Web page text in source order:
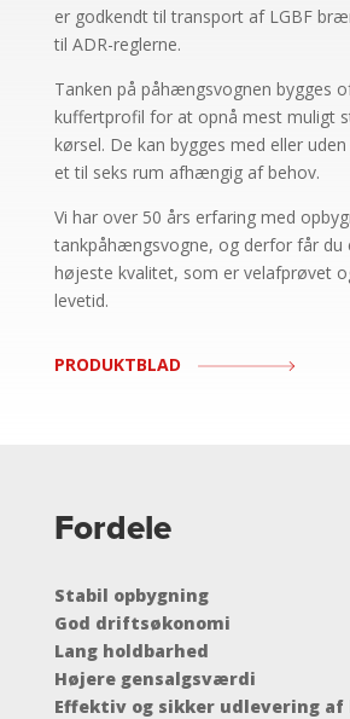
er godkendt til transport af LGBF
til ADR-reglerne.
Tanken på påhængsvognen bygges
kuffertprofil for at opnå mest muligt
kørsel. De kan bygges med eller
et til seks rum afhængig af behov.
Vi har over 50 års erfaring med
tankpåhængsvogne, og derfor får
højeste kvalitet, som er velafprøvet
levetid.
PRODUKTBLAD
Fordele
Stabil opbygning
God driftsøkonomi
Lang holdbarhed
Højere gensalgsværdi
Effektiv og sikker udlevering